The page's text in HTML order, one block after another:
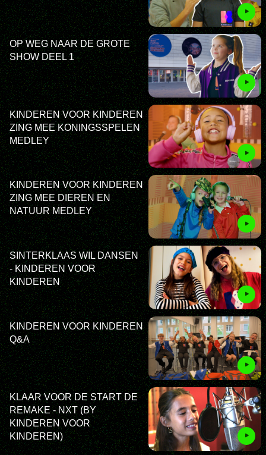
OP WEG NAAR DE GROTE
SHOW DEEL 1
KINDEREN VOOR KINDEREN
ZING MEE KONINGSSPELEN
MEDLEY
KINDEREN VOOR KINDEREN
ZING MEE DIEREN EN
NATUUR MEDLEY
SINTERKLAAS WIL DANSEN
- KINDEREN VOOR
KINDEREN
KINDEREN VOOR KINDEREN
Q&A
KLAAR VOOR DE START DE
REMAKE - NXT (BY
KINDEREN VOOR
KINDEREN)